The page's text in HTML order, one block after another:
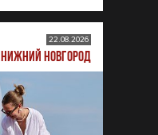
22.08.2026
НИЖНИЙ НОВГОРОД